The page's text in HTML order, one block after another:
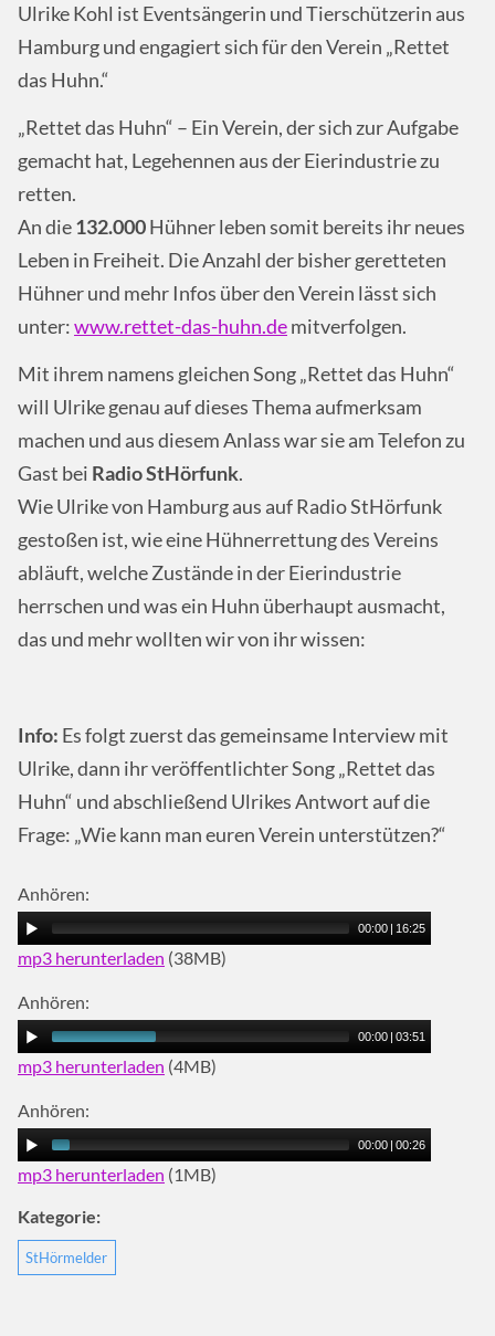
Ulrike Kohl ist Eventsängerin und Tierschützerin aus
Hamburg und engagiert sich für den Verein „Rettet
das Huhn.“
„Rettet das Huhn“ – Ein Verein, der sich zur Aufgabe
gemacht hat, Legehennen aus der Eierindustrie zu
retten.
An die132.000Hühner leben somit bereits ihr neues
Leben in Freiheit. Die Anzahl der bisher geretteten
Hühner und mehr Infos über den Verein lässt sich
unter:www.rettet-das-huhn.demitverfolgen.
Mit ihrem namens gleichen Song „Rettet das Huhn“
will Ulrike genau auf dieses Thema aufmerksam
machen und aus diesem Anlass war sie am Telefon zu
Gast bei Radio StHörfunk.
Wie Ulrike von Hamburg aus auf Radio StHörfunk
gestoßen ist, wie eine Hühnerrettung des Vereins
abläuft, welche Zustände in der Eierindustrie
herrschen und was ein Huhn überhaupt ausmacht,
das und mehr wollten wir von ihr wissen:
Info: Es folgt zuerst das gemeinsame Interview mit
Ulrike, dann ihr veröffentlichter Song „Rettet das
Huhn“ und abschließend Ulrikes Antwort auf die
Frage: „Wie kann man euren Verein unterstützen?“
Anhören:
00:00 | 16:25
mp3 herunterladen (38MB)
Anhören:
00:00 | 03:51
mp3 herunterladen (4MB)
Anhören:
00:00 | 00:26
mp3 herunterladen (1MB)
Kategorie:
StHörmelder